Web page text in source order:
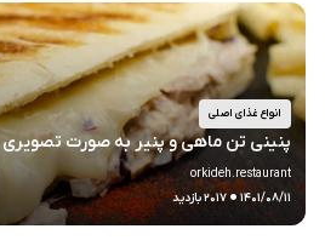
انواع غذای اصلی
پنینی تن ماهی و پنیر به صورت تصویری
orkideh.restaurant
۱۴۰۱/۰۸/۱۱.۲۰۱۷ بازدید